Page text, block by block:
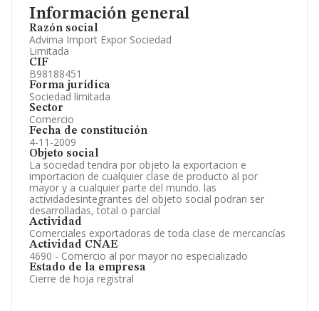
Información general
Razón social
Advima Import Expor Sociedad
Limitada
CIF
B98188451
Forma jurídica
Sociedad limitada
Sector
Comercio
Fecha de constitución
4-11-2009
Objeto social
La sociedad tendra por objeto la exportacion e
importacion de cualquier clase de producto al por
mayor y a cualquier parte del mundo. las
actividadesintegrantes del objeto social podran ser
desarrolladas, total o parcial
Actividad
Comerciales exportadoras de toda clase de mercancías
Actividad CNAE
4690 - Comercio al por mayor no especializado
Estado de la empresa
Cierre de hoja registral
Información oficial y registral complementaria.